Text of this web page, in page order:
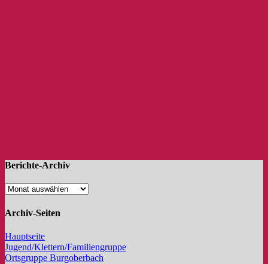
Berichte-Archiv
Archiv-Seiten
Hauptseite
Jugend/Klettern/Familiengruppe
Ortsgruppe Burgoberbach